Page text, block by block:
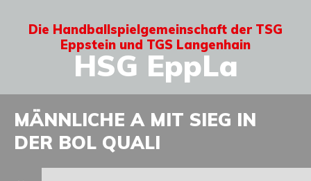
Die Handballspielgemeinschaft der TSG
Eppstein und TGS Langenhain
HSG EppLa
MÄNNLICHE A MIT SIEG IN
DER BOL QUALI